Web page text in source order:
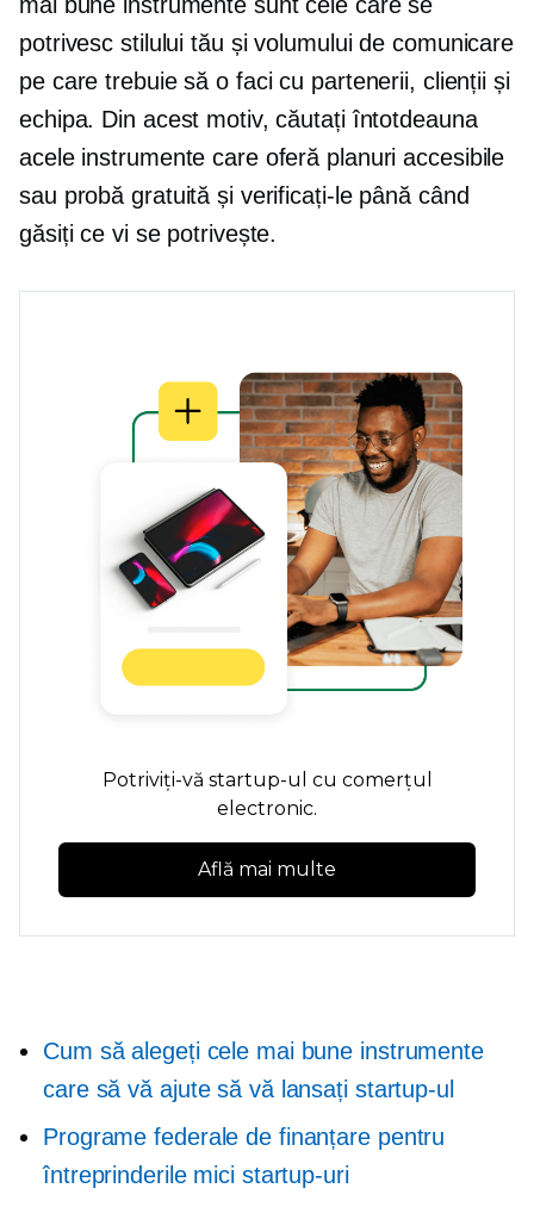
potrivesc stilului tău și volumului de comunicare
pe care trebuie să o faci cu partenerii, clienții și
echipa. Din acest motiv, căutați întotdeauna
acele instrumente care oferă planuri accesibile
sau probă gratuită și verificați-le până când
găsiți ce vi se potrivește.
Potriviți-vă startup-ul cu comerțul
electronic.
Află mai multe
Cum să alegeți cele mai bune instrumente
care să vă ajute să vă lansați startup-ul
Programe federale de finanțare pentru
întreprinderile mici startup-uri